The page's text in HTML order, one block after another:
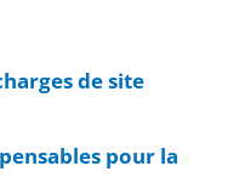
de site
pour la